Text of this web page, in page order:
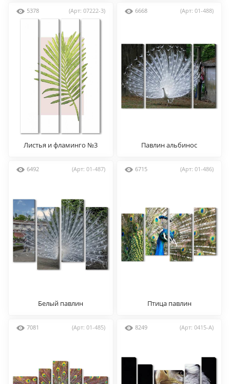
5378 (Арт: 07222-3)
Листья и фламинго №3
6668 (Арт: 01-488)
Павлин альбинос
6492 (Арт: 01-487)
Белый павлин
6715 (Арт: 01-486)
Птица павлин
7081 (Арт: 01-485) 8249 (Арт: 0415-A)